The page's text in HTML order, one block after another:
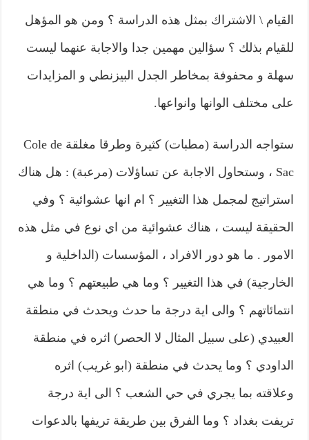
القيام \ الاشتراك بمثل هذه الدراسة ؟ ومن هو المؤهل
للقيام بذلك ؟ سؤالين مهمين جدا والاجابة عنهما ليست
سهلة و محفوفة بمخاطر الجدل البيزنطي و المزايدات
على مختلف الوانها وانواعها.
ستواجه الدراسة (مطبات) كثيرة وطرقا مغلقة Cole de
Sac ، وستحاول الاجابة عن تساؤلات (مرعبة) : هل هناك
استراتيج لمجمل هذا التغيير ؟ ام انها عشوائية ؟ وفي
الحقيقة ليست ، هناك عشوائية من اي نوع في مثل هذه
الامور . ما هو دور الافراد ، المؤسسات (الداخلية و
الخارجية) في هذا التغيير ؟ وما هي طبيعتهم ؟ وما هي
انتمائاتهم ؟ والى اية درجة ما حدث ويحدث في منطقة
العبيدي (على سبيل المثال لا الحصر) اثره في منطقة
الداودي ؟ وما يحدث في منطقة (ابو غريب) اثره
وعلاقته بما يجري في حي الشعب ؟ الى اية درجة
تريفت بغداد ؟ وما الفرق بين طريقة تريفها بالدعوات